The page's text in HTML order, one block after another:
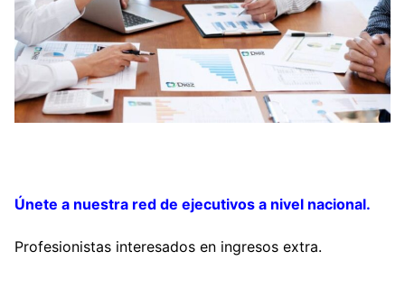
Únete a nuestra red de ejecutivos a nivel nacional.
Profesionistas interesados en ingresos extra.